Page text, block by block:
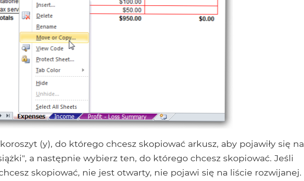
(y), do którego chcesz skopiować arkusz, aby pojawiły się na
a następnie wybierz ten, do którego chcesz skopiować. Jeśli
skopiować, nie jest otwarty, nie pojawi się na liście rozwijanej.